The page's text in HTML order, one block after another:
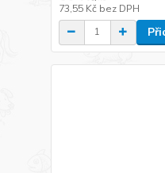
73,55 Kč bez DPH